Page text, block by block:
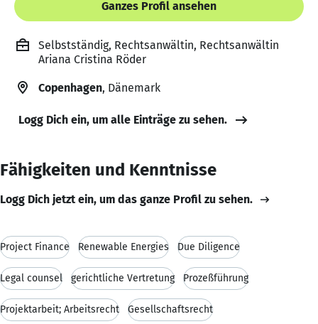
Ganzes Profil ansehen
Selbstständig, Rechtsanwältin, Rechtsanwältin
Ariana Cristina Röder
Copenhagen, Dänemark
Logg Dich ein, um alle Einträge zu sehen.
Fähigkeiten und Kenntnisse
Logg Dich jetzt ein, um das ganze Profil zu sehen.
Project Finance Renewable Energies Due Diligence
Legal counsel gerichtliche Vertretung Prozeßführung
Projektarbeit; Arbeitsrecht Gesellschaftsrecht